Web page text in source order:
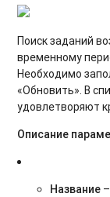
Поиск заданий
временному
Необходимо
«Обновить». В
удовлетворяют
Описание
Название